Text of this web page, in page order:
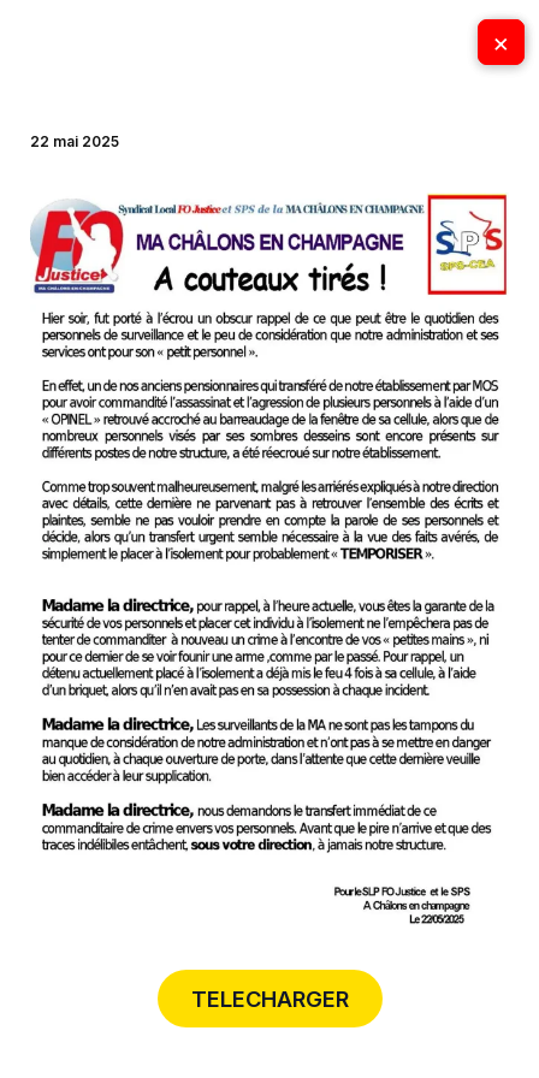
×
22 mai 2025
TELECHARGER
×